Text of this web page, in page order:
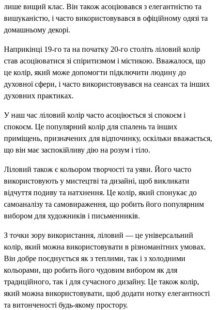
лише вищий клас. Він також асоціювався з елегантністю та
вишуканістю, і часто використовувався в офіційному одязі та
домашньому декорі.
Наприкінці 19-го та на початку 20-го століть ліловий колір
став асоціюватися зі спіритизмом і містикою. Вважалося, що
це колір, який може допомогти підключити людину до
духовної сфери, і часто використовувався на сеансах та інших
духовних практиках.
У наш час ліловий колір часто асоціюється зі спокоєм і
спокоєм. Це популярний колір для спалень та інших
приміщень, призначених для відпочинку, оскільки вважається,
що він має заспокійливу дію на розум і тіло.
Ліловий також є кольором творчості та уяви. Його часто
використовують у мистецтві та дизайні, щоб викликати
відчуття подиву та натхнення. Це колір, який спонукає до
самоаналізу та самовираження, що робить його популярним
вибором для художників і письменників.
З точки зору використання, ліловий — це універсальний
колір, який можна використовувати в різноманітних умовах.
Він добре поєднується як з теплими, так і з холодними
кольорами, що робить його чудовим вибором як для
традиційного, так і для сучасного дизайну. Це також колір,
який можна використовувати, щоб додати нотку елегантності
та витонченості будь-якому простору.